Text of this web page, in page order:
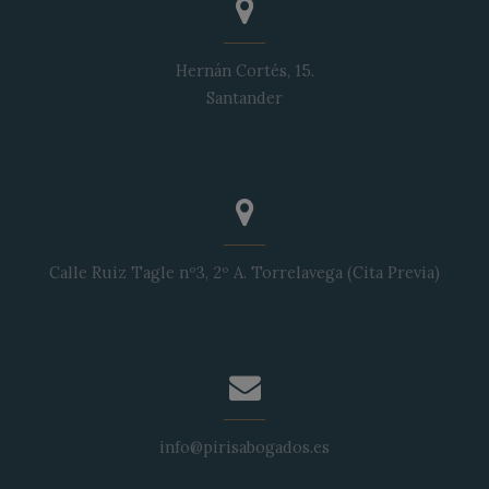
Hernán Cortés, 15.
Santander
Calle Ruiz Tagle nº3, 2º A. Torrelavega (Cita Previa)
info@pirisabogados.es